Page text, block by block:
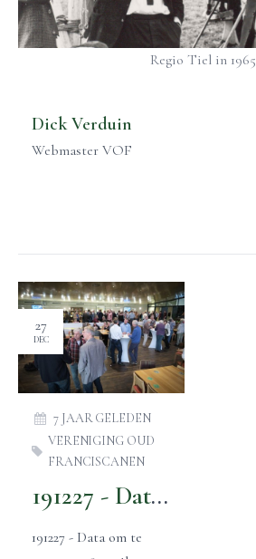
Regio Tiel in 1965
Dick Verduin
Webmaster VOF
27
DEC
191227 - Data om te noteren
7 JAAR GELEDEN
VERENIGING OUD
FRANCISCANEN
191227 - Data om te